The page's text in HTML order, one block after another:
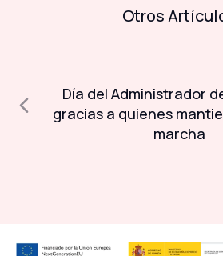
Otros
Día del Administrador
gracias a quienes
marcha